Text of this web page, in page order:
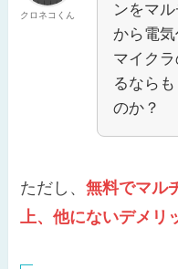
クロネコくん
ンをマ
から電気
マイク
るなら
のか？
ただし、無料でマル
上、他にないデメリ